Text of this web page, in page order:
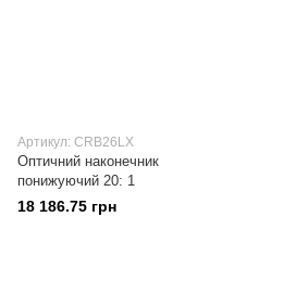
Артикул: CRB26LX
Оптичний наконечник
понижуючий 20: 1
18 186.75 грн